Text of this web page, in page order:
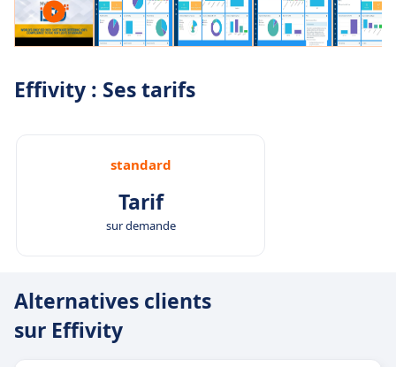
Effivity : Ses tarifs
standard
Tarif
sur demande
Alternatives clients
sur Effivity